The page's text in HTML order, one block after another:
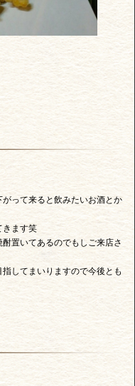
って来ると飲みたいお酒とか
きます笑
置いてあるのでもしご来店さ
してまいりますので今後とも